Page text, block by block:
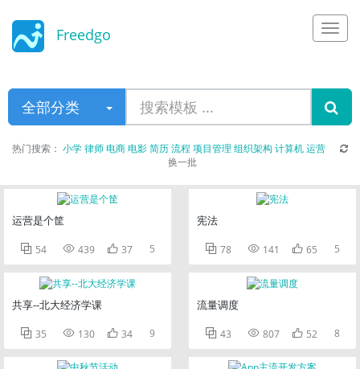
Freedgo
全部分类
热门搜索： 小学律师电商电影简历流程 项目管理 组织架构 计算机运营
换一批
运营是个筐
 54  439  37 5
共享--北大经济学课
 35  130  34 9
宪法
 78  141  65 5
流量调度
 43  807  52 8